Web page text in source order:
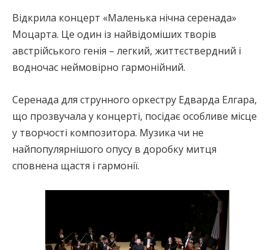
Відкрила концерт «Маленька нічна серенада»
Моцарта. Це один із найвідоміших творів
австрійського генія – легкий, життєствердний і
водночас неймовірно гармонійний.
Серенада для струнного оркестру Едварда Елгара,
що прозвучала у концерті, посідає особливе місце
у творчості композитора. Музика чи не
найпопулярнішого опусу в доробку митця
сповнена щастя і гармонії.